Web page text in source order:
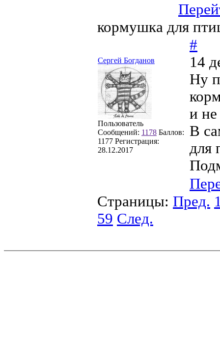
кормушка для
Сергей Богданов
Пользователь
Сообщений: 1178 Баллов:
1177 Регистрация:
28.12.2017
#
14
Ну
и не
В
для
Страницы: Пред.
59 След.